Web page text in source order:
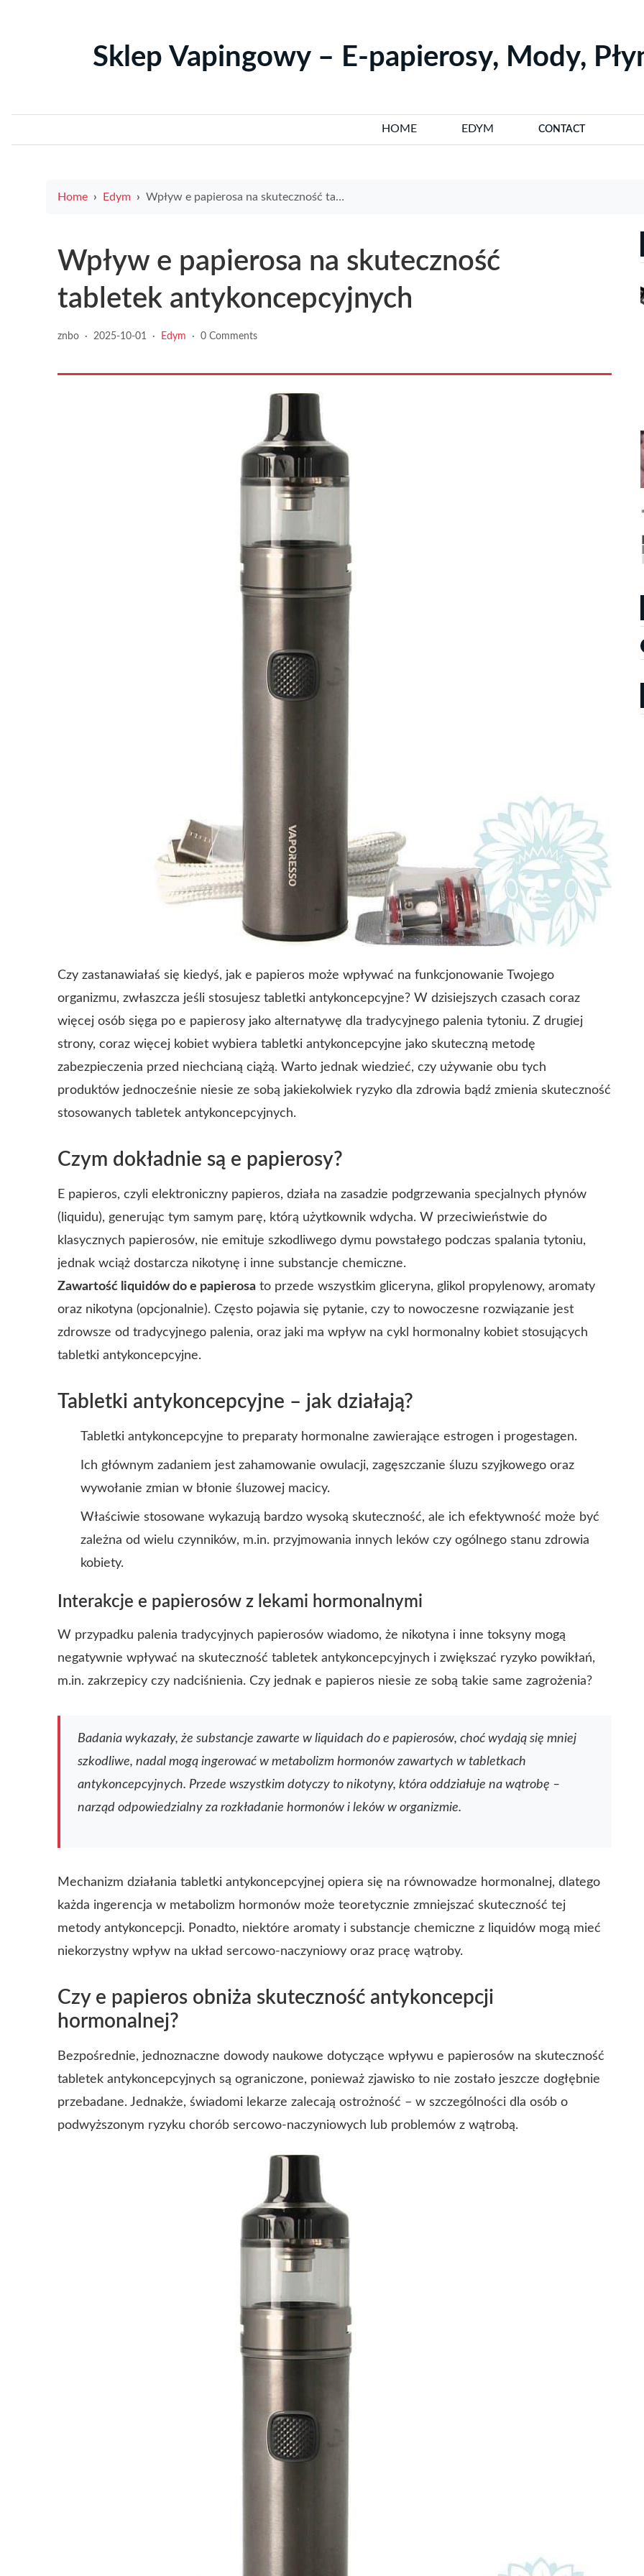
Sklep Vapingowy – E-papierosy, Mody,
HOME EDYM CONTACT
Home Edym Wpływ e papierosa na skuteczność tabletek antykoncepcyjnych
Wpływ e papierosa na skuteczność
tabletek antykoncepcyjnych
znbo · 2025-10-01 · Edym · 0 Comments
Czy zastanawiałaś się kiedyś, jak e papieros może wpływać na funkcjonowanie Twojego
organizmu, zwłaszcza jeśli stosujesz tabletki antykoncepcyjne? W dzisiejszych czasach coraz
więcej osób sięga po e papierosy jako alternatywę dla tradycyjnego palenia tytoniu. Z drugiej
strony, coraz więcej kobiet wybiera tabletki antykoncepcyjne jako skuteczną metodę
zabezpieczenia przed niechcianą ciążą. Warto jednak wiedzieć, czy używanie obu tych
produktów jednocześnie niesie ze sobą jakiekolwiek ryzyko dla zdrowia bądź zmienia skuteczność
stosowanych tabletek antykoncepcyjnych.
Czym dokładnie są e papierosy?
E papieros, czyli elektroniczny papieros, działa na zasadzie podgrzewania specjalnych płynów
(liquidu), generując tym samym parę, którą użytkownik wdycha. W przeciwieństwie do
klasycznych papierosów, nie emituje szkodliwego dymu powstałego podczas spalania tytoniu,
jednak wciąż dostarcza nikotynę i inne substancje chemiczne.
Zawartość liquidów do e papierosa to przede wszystkim gliceryna, glikol propylenowy, aromaty
oraz nikotyna (opcjonalnie). Często pojawia się pytanie, czy to nowoczesne rozwiązanie jest
zdrowsze od tradycyjnego palenia, oraz jaki ma wpływ na cykl hormonalny kobiet stosujących
tabletki antykoncepcyjne.
Tabletki antykoncepcyjne – jak działają?
Tabletki antykoncepcyjne to preparaty hormonalne zawierające estrogen i progestagen.
Ich głównym zadaniem jest zahamowanie owulacji, zagęszczanie śluzu szyjkowego oraz
wywołanie zmian w błonie śluzowej macicy.
Właściwie stosowane wykazują bardzo wysoką skuteczność, ale ich efektywność może być
zależna od wielu czynników, m.in. przyjmowania innych leków czy ogólnego stanu zdrowia
kobiety.
Interakcje e papierosów z lekami hormonalnymi
W przypadku palenia tradycyjnych papierosów wiadomo, że nikotyna i inne toksyny mogą
negatywnie wpływać na skuteczność tabletek antykoncepcyjnych i zwiększać ryzyko powikłań,
m.in. zakrzepicy czy nadciśnienia. Czy jednak e papieros niesie ze sobą takie same zagrożenia?
Badania wykazały, że substancje zawarte w liquidach do e papierosów, choć wydają się mniej
szkodliwe, nadal mogą ingerować w metabolizm hormonów zawartych w tabletkach
antykoncepcyjnych. Przede wszystkim dotyczy to nikotyny, która oddziałuje na wątrobę –
narząd odpowiedzialny za rozkładanie hormonów i leków w organizmie.
Mechanizm działania tabletki antykoncepcyjnej opiera się na równowadze hormonalnej, dlatego
każda ingerencja w metabolizm hormonów może teoretycznie zmniejszać skuteczność tej
metody antykoncepcji. Ponadto, niektóre aromaty i substancje chemiczne z liquidów mogą mieć
niekorzystny wpływ na układ sercowo-naczyniowy oraz pracę wątroby.
Czy e papieros obniża skuteczność antykoncepcji
hormonalnej?
Bezpośrednie, jednoznaczne dowody naukowe dotyczące wpływu e papierosów na skuteczność
tabletek antykoncepcyjnych są ograniczone, ponieważ zjawisko to nie zostało jeszcze dogłębnie
przebadane. Jednakże, świadomi lekarze zalecają ostrożność – w szczególności dla osób o
podwyższonym ryzyku chorób sercowo-naczyniowych lub problemów z wątrobą.